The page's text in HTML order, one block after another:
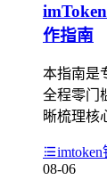
作指南
本指南是
全程零门
晰梳理核
08-06